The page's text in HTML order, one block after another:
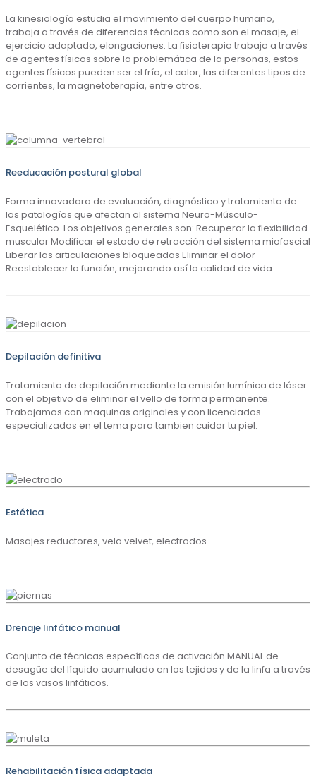
La kinesiología estudia el movimiento del cuerpo humano,
trabaja a través de diferencias técnicas como son el masaje, el
ejercicio adaptado, elongaciones. La fisioterapia trabaja a través
de agentes físicos sobre la problemática de la personas, estos
agentes físicos pueden ser el frío, el calor, las diferentes tipos de
corrientes, la magnetoterapia, entre otros.
Reeducación postural global
Forma innovadora de evaluación, diagnóstico y tratamiento de
las patologías que afectan al sistema Neuro-Músculo-
Esquelético. Los objetivos generales son: Recuperar la flexibilidad
muscular Modificar el estado de retracción del sistema miofascial
Liberar las articulaciones bloqueadas Eliminar el dolor
Reestablecer la función, mejorando así la calidad de vida
Depilación definitiva
Tratamiento de depilación mediante la emisión lumínica de láser
con el objetivo de eliminar el vello de forma permanente.
Trabajamos con maquinas originales y con licenciados
especializados en el tema para tambien cuidar tu piel.
Estética
Masajes reductores, vela velvet, electrodos.
Drenaje linfático manual
Conjunto de técnicas específicas de activación MANUAL de
desagüe del líquido acumulado en los tejidos y de la linfa a través
de los vasos linfáticos.
Rehabilitación física adaptada